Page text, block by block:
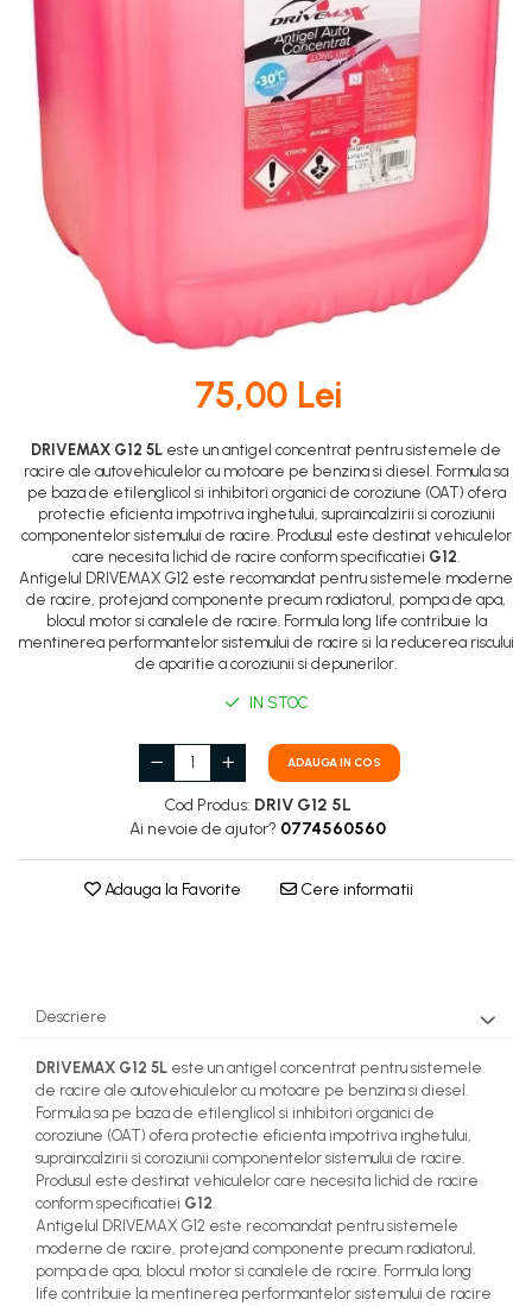
95 Ah
VARTA
74 Ah
DOT 3
DOT 4
DOT 5.1
75,00 Lei
DRIVEMAX G12 5L este un antigel concentrat pentru sistemele de
racire ale autovehiculelor cu motoare pe benzina si diesel. Formula sa
pe baza de etilenglicol si inhibitori organici de coroziune (OAT) ofera
protectie eficienta impotriva inghetului, supraincalzirii si coroziunii
componentelor sistemului de racire. Produsul este destinat vehiculelor
care necesita lichid de racire conform specificatiei G12.
Antigelul DRIVEMAX G12 este recomandat pentru sistemele moderne
de racire, protejand componente precum radiatorul, pompa de apa,
blocul motor si canalele de racire. Formula long life contribuie la
mentinerea performantelor sistemului de racire si la reducerea riscului
de aparitie a coroziunii si depunerilor.
IN STOC
ADAUGA IN COS
Cod Produs: DRIV G12 5L
Ai nevoie de ajutor? 0774560560
Adauga la Favorite Cere informatii
Descriere
DRIVEMAX G12 5L este un antigel concentrat pentru sistemele
de racire ale autovehiculelor cu motoare pe benzina si diesel.
Formula sa pe baza de etilenglicol si inhibitori organici de
coroziune (OAT) ofera protectie eficienta impotriva inghetului,
supraincalzirii si coroziunii componentelor sistemului de racire.
Produsul este destinat vehiculelor care necesita lichid de racire
conform specificatiei G12.
Antigelul DRIVEMAX G12 este recomandat pentru sistemele
moderne de racire, protejand componente precum radiatorul,
pompa de apa, blocul motor si canalele de racire. Formula long
life contribuie la mentinerea performantelor sistemului de racire